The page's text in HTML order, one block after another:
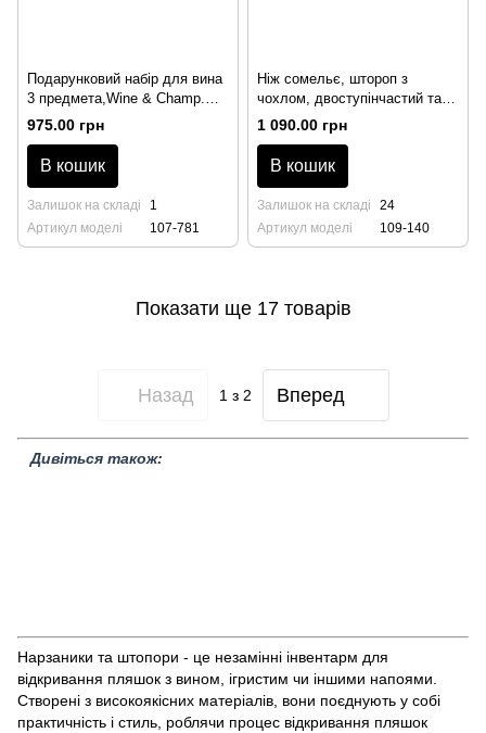
Подарунковий набір для вина
3 предмета,Wine & Champ.
Starter Set, чорного кольору,
975.00 грн
В кошик
Залишок на складі
1
Артикул моделі
107-781
Ніж сомельє, штороп з
чохлом, двоступінчастий та
ClickСut, нержавіюча сталь,
сріблястий, 12 см, Classic
Chrome, Pulltex
1 090.00 грн
В кошик
Залишок на складі
24
Артикул моделі
109-140
Показати ще 17 товарів
Назад 1з 2 Вперед
Дивіться також:
Нарзаники та штопори - це незамінні інвентарм для
відкривання пляшок з вином, ігристим чи іншими напоями.
Створені з високоякісних матеріалів, вони поєднують у собі
практичність і стиль, роблячи процес відкривання пляшок